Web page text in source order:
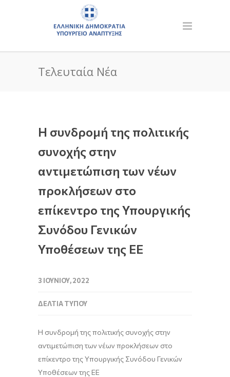
Τελευταία Νέα
Η συνδρομή της πολιτικής
συνοχής στην
αντιμετώπιση των νέων
προκλήσεων στο
επίκεντρο της Υπουργικής
Συνόδου Γενικών
Υποθέσεων της ΕΕ
3 ΙΟΥΝΊΟΥ, 2022
ΔΕΛΤΊΑ ΤΎΠΟΥ
Η συνδρομή της πολιτικής συνοχής στην
αντιμετώπιση των νέων προκλήσεων στο
επίκεντρο της Υπουργικής Συνόδου Γενικών
Υποθέσεων της ΕΕ